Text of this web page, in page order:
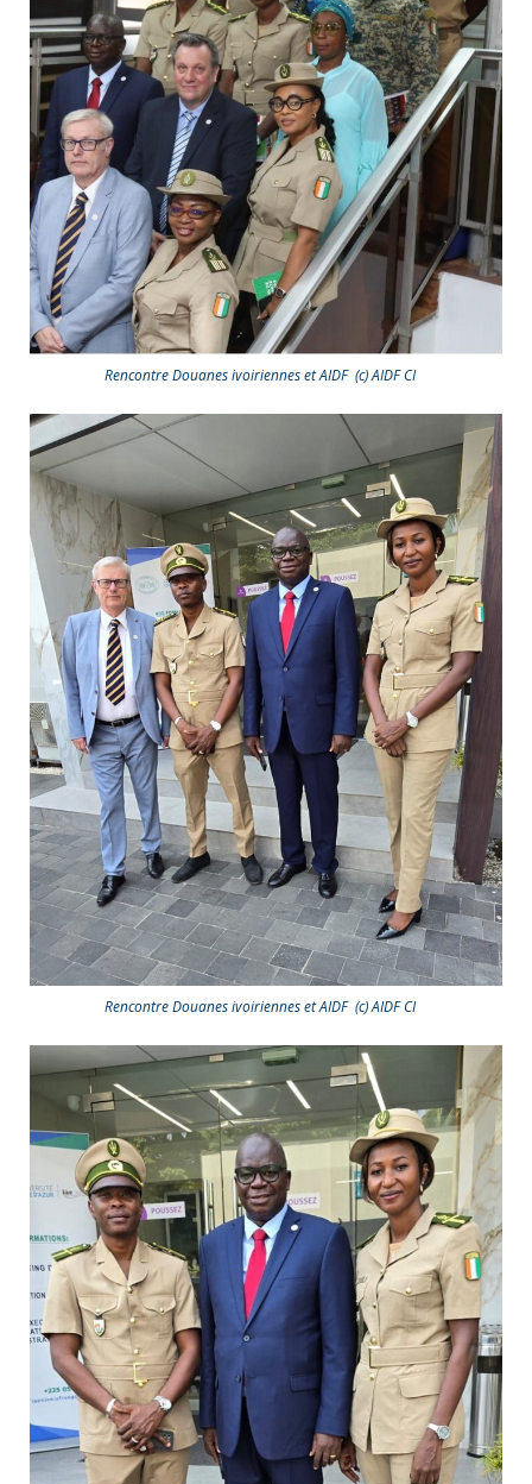
Rencontre Douanes ivoiriennes et AIDF (c) AIDF CI
Rencontre Douanes ivoiriennes et AIDF (c) AIDF CI